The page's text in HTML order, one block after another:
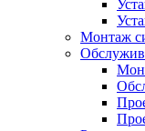
Монтаж